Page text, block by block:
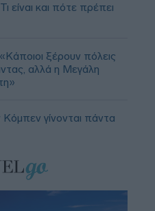
είναι και πότε πρέπει
ξέρουν πόλεις
αλλά η Μεγάλη
Κόμπεν γίνονται πάντα